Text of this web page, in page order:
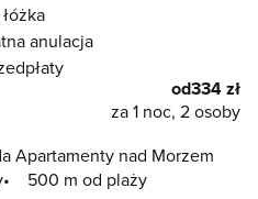
anulacja
od334 zł
za 1 noc, 2 osoby
Apartamenty nad Morzem
500 m od plaży